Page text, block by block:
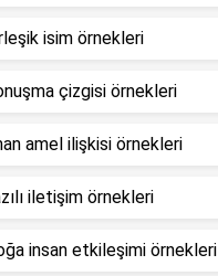
isim örnekleri
çizgisi örnekleri
amel ilişkisi örnekleri
iletişim örnekleri
insan etkileşimi örnekleri